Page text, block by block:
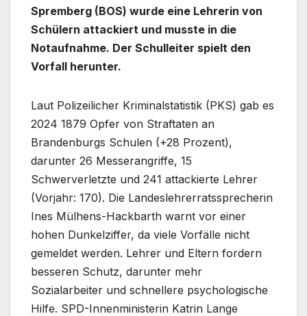
Spremberg (BOS) wurde eine Lehrerin von
Schülern attackiert und musste in die
Notaufnahme. Der Schulleiter spielt den
Vorfall herunter.
Laut Polizeilicher Kriminalstatistik (PKS) gab es
2024 1879 Opfer von Straftaten an
Brandenburgs Schulen (+28 Prozent),
darunter 26 Messerangriffe, 15
Schwerverletzte und 241 attackierte Lehrer
(Vorjahr: 170). Die Landeslehrerratssprecherin
Ines Mülhens-Hackbarth warnt vor einer
hohen Dunkelziffer, da viele Vorfälle nicht
gemeldet werden. Lehrer und Eltern fordern
besseren Schutz, darunter mehr
Sozialarbeiter und schnellere psychologische
Hilfe. SPD-Innenministerin Katrin Lange